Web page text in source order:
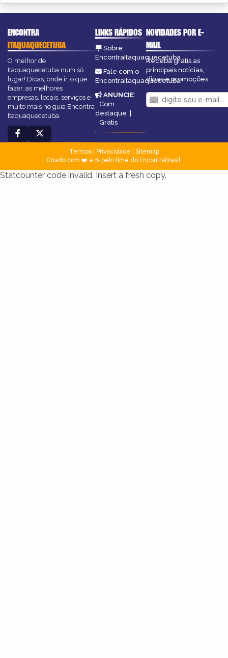
ENCONTRA
ITAQUAQUECETUBA
O melhor de
Itaquaquecetuba num só
lugar! Dicas, onde ir, o que
fazer, as melhores
empresas, locais, serviços e
muito mais no guia Encontra
Itaquaquecetuba.
LINKS RÁPIDOS
Sobre
EncontraItaquaquecetuba
Fale com o
EncontraItaquaquecetuba
ANUNCIE:
Com
destaque |
Grátis
NOVIDADES POR E-
MAIL
Receba grátis as
principais notícias,
dicas e promoções
Termos| Privacidade
Sitemap
Criado com ❤️ e ☕ pelo time do EncontraBrasil
Statcounter code invalid. Insert a fresh copy.